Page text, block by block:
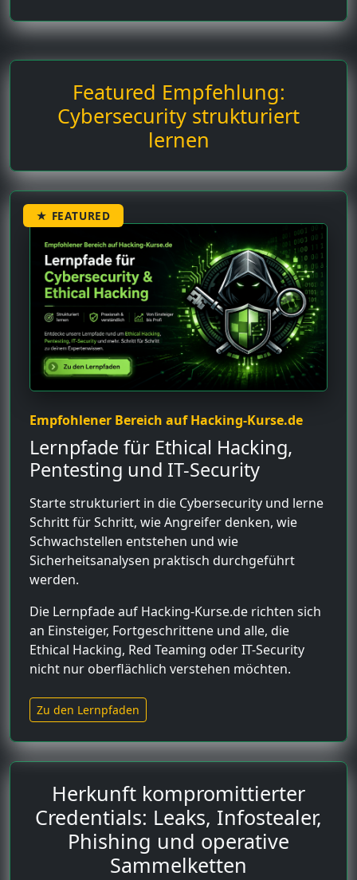
Featured Empfehlung:
Cybersecurity strukturiert
lernen
★ FEATURED
Empfohlener Bereich auf Hacking-Kurse.de
Lernpfade für Ethical Hacking,
Pentesting und IT-Security
Starte strukturiert in die Cybersecurity und lerne
Schritt für Schritt, wie Angreifer denken, wie
Schwachstellen entstehen und wie
Sicherheitsanalysen praktisch durchgeführt
werden.
Die Lernpfade auf Hacking-Kurse.de richten sich
an Einsteiger, Fortgeschrittene und alle, die
Ethical Hacking, Red Teaming oder IT-Security
nicht nur oberflächlich verstehen möchten.
Zu den Lernpfaden
Herkunft kompromittierter
Credentials: Leaks, Infostealer,
Phishing und operative
Sammelketten